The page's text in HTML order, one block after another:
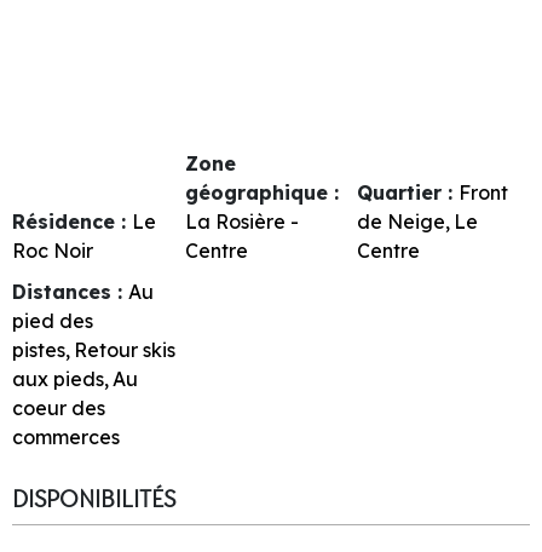
Résidence : Le
Roc Noir
Zone
géographique :
La Rosière -
Centre
Quartier : Front
de Neige Le
Centre
Distances : Au
pied des
pistes Retour skis
aux pieds Au
coeur des
commerces
DISPONIBILITÉS